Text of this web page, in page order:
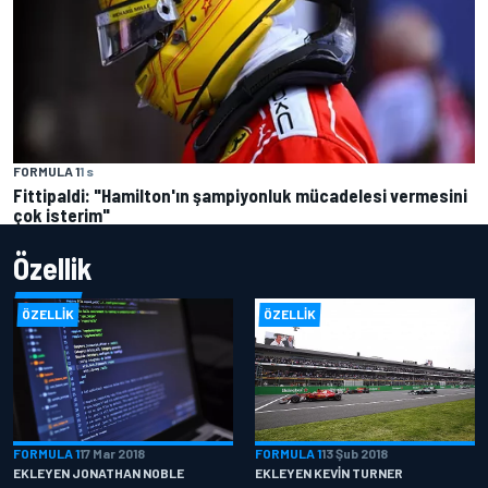
FORMULA 11 s
Fittipaldi: "Hamilton'ın şampiyonluk mücadelesi vermesini
çok isterim"
Özellik
ÖZELLIK
FORMULA 117 Mar 2018
EKLEYEN JONATHAN NOBLE
ÖZELLIK
FORMULA 113 Şub 2018
EKLEYEN KEVIN TURNER